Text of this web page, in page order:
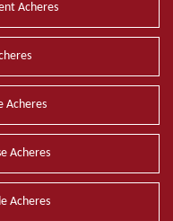
Acheres
Acheres
Acheres
Acheres